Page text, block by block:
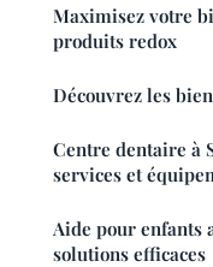
Maximisez votre
produits redox
Découvrez les
Centre dentaire à Saint-Eustache : découvrez les
services et
Aide pour enfants
solutions efficaces